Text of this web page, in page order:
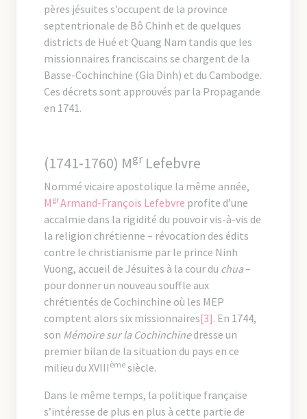
pères jésuites s’occupent de la province
septentrionale de Bô Chinh et de quelques
districts de Hué et Quang Nam tandis que les
missionnaires franciscains se chargent de la
Basse-Cochinchine (Gia Dinh) et du Cambodge.
Ces décrets sont approuvés par la Propagande
en 1741.
(1741-1760) Mgr Lefebvre
Nommé vicaire apostolique la même année,
M grArmand-François Lefebvre profite d’une
accalmie dans la rigidité du pouvoir vis-à-vis de
la religion chrétienne – révocation des édits
contre le christianisme par le prince Ninh
Vuong, accueil de Jésuites à la cour du chua–
pour donner un nouveau souffle aux
chrétientés de Cochinchine où les MEP
comptent alors six missionnaires[3]. En 1744,
son Mémoire sur la Cochinchinedresse un
premier bilan de la situation du pays en ce
milieu du XVIII ème siècle.
Dans le même temps, la politique française
s’intéresse de plus en plus à cette partie de